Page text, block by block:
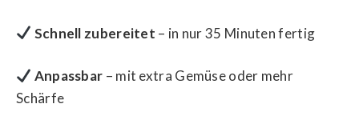
Schnell zubereitet – in nur 35 Minuten fertig
Anpassbar – mit extra Gemüse oder mehr
Schärfe